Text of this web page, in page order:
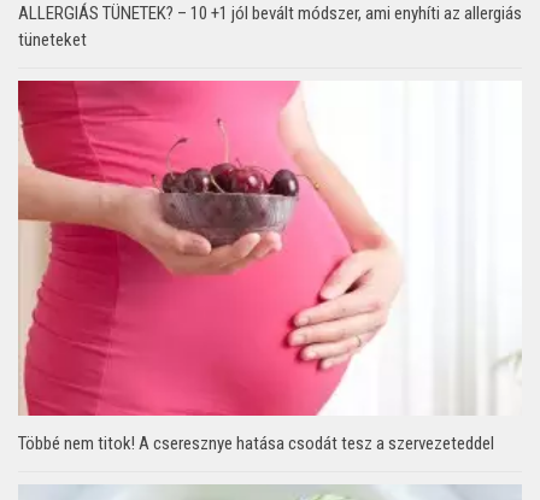
ALLERGIÁS TÜNETEK? – 10 +1 jól bevált módszer, ami enyhíti az allergiás
tüneteket
Többé nem titok! A cseresznye hatása csodát tesz a szervezeteddel